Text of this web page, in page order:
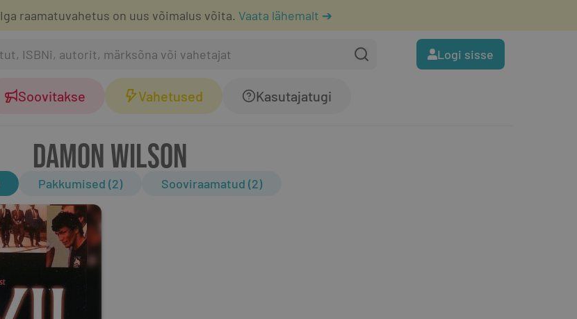
Iga raamatuvahetus on uus võimalus võita. Vaata lähemalt ➔
Logi sisse
Soovitakse Vahetused Kasutajatugi
DAMON WILSON
Pakkumised (2) Sooviraamatud (2)